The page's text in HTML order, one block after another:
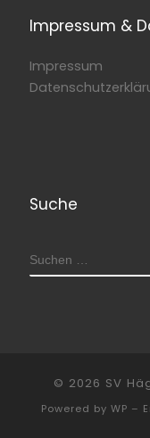
Impressum &
Impressum
Suche
SUCHE
© 2026 SV
Powered by WP –